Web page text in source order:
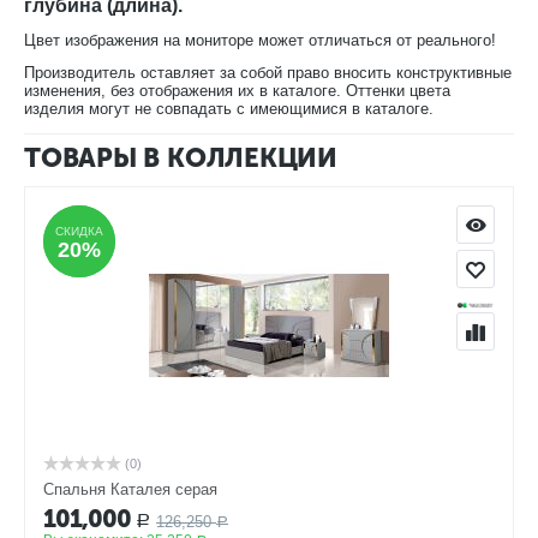
глубина (длина).
Цвет изображения на мониторе может отличаться от реального!
Производитель оставляет за собой право вносить конструктивные
изменения, без отображения их в каталоге. Оттенки цвета
изделия могут не совпадать с имеющимися в каталоге.
ТОВАРЫ В КОЛЛЕКЦИИ
СКИДКА
20%
СКИДКА
20%
(0)
Спальня Каталея серая
101,000 Р 126,250 Р